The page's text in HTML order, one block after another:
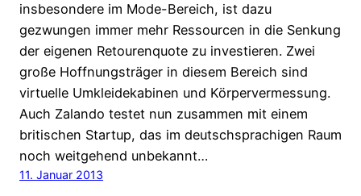
insbesondere im Mode-Bereich, ist dazu
gezwungen immer mehr Ressourcen in die Senkung
der eigenen Retourenquote zu investieren. Zwei
große Hoffnungsträger in diesem Bereich sind
virtuelle Umkleidekabinen und Körpervermessung.
Auch Zalando testet nun zusammen mit einem
britischen Startup, das im deutschsprachigen Raum
noch weitgehend unbekannt…
11. Januar 2013